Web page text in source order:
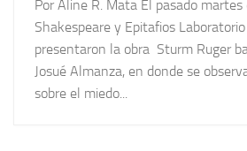
Por Aline R. Mata El pasado martes
Shakespeare y Epitafios Laboratorio
presentaron la obra Sturm Ruger
Josué Almanza, en donde se
sobre el miedo...